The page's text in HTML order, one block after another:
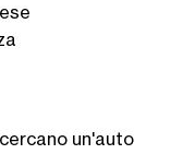
un'auto